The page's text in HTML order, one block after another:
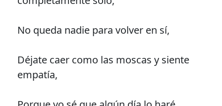
No queda nadie para volver en sí,
Déjate caer como las moscas y siente
empatía,